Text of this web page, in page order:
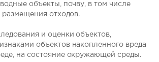
объекты, почву, в том числе
размещения отходов.
и оценки объектов,
объектов накопленного вреда
на состояние окружающей среды.